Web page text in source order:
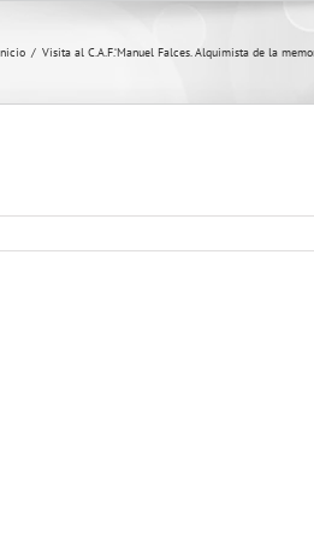
/ Visita al C.A.F.‘Manuel Falces. Alquimista de la